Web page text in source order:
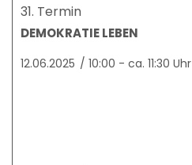
31. Termin
DEMOKRATIE LEBEN
12.06.2025 / 10:00 - ca. 11:30 Uhr